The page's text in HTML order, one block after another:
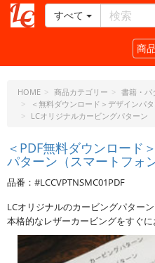
ー
ラ
フ
ト・
ッ
ト・
ジ
ー
ピ
ー
すべて
商品
HOME 商品カテゴリー
書籍・パ
＜無料ダウンロード＞デザインパ
LCオリジナルカービングパターン
＜PDF無料ダウンロード
パターン（スマートフォ
品番：#LCCVPTNSMC01PDF
LCオリジナルのカービングパターン
本格的なレザーカービングをすぐに